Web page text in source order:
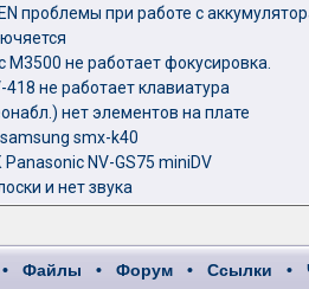
проблемы при работе с
не работает фокусировка.
не работает клавиатура
нет элементов на плате
smx-k40
NV-GS75 miniDV
и нет звука
Файлы • Форум • Ссылки •